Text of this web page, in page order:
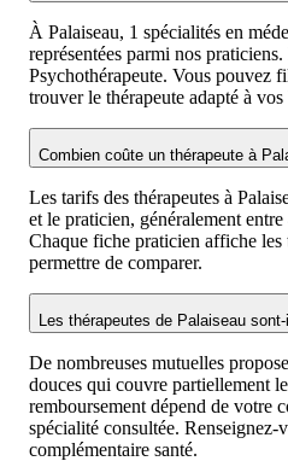
À Palaiseau, 1 spécialités en
représentées parmi nos
Psychothérapeute. Vous pouvez
trouver le thérapeute adapté à vos
Combien coûte un thérapeute à
Les tarifs des thérapeutes à
et le praticien, généralement
Chaque fiche praticien affiche
permettre de comparer.
Les thérapeutes de Palaiseau
De nombreuses mutuelles
douces qui couvre partiellement
remboursement dépend de votre
spécialité consultée. Renseignez-
complémentaire santé.